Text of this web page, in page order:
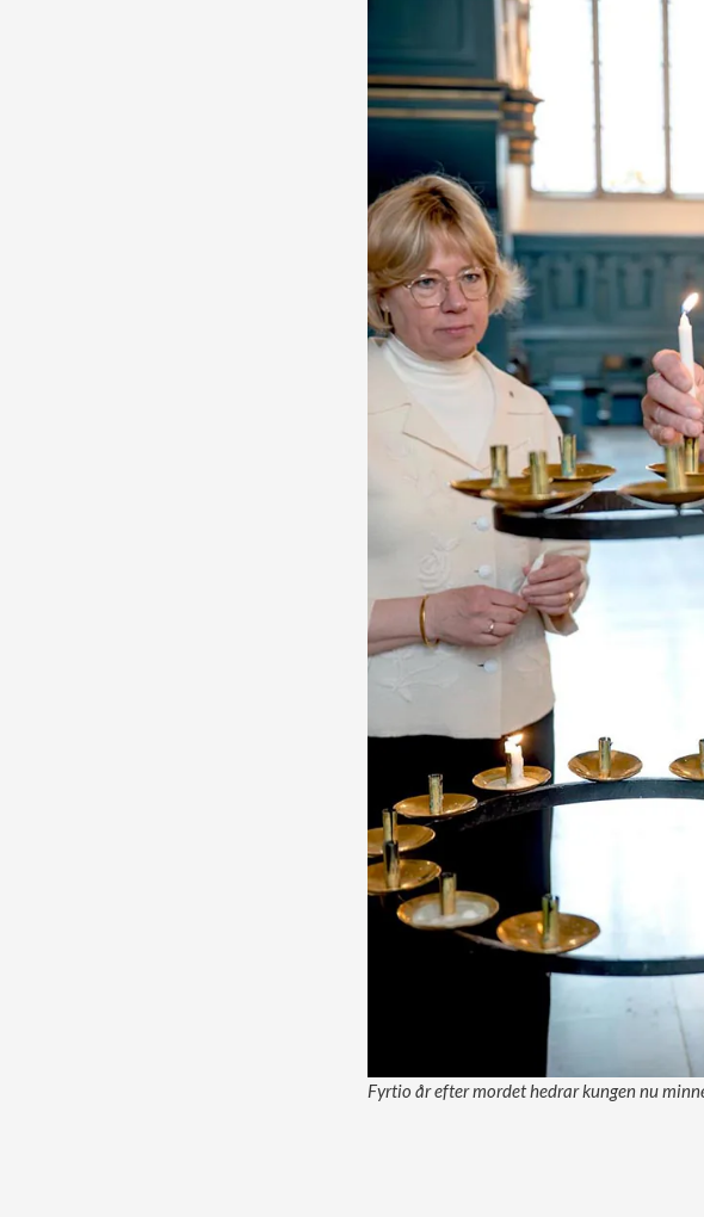
Fyrtio år efter mordet hedrar kungen nu